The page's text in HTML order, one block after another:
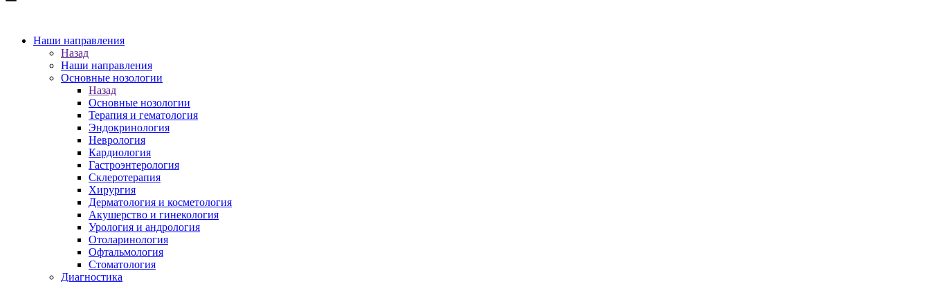
Наши направления
Назад
Наши направления
Основные нозологии
Назад
Основные нозологии
Терапия и гематология
Эндокринология
Неврология
Кардиология
Гастроэнтерология
Склеротерапия
Хирургия
Дерматология и косметология
Акушерство и гинекология
Урология и андрология
Отоларинология
Офтальмология
Стоматология
Диагностика